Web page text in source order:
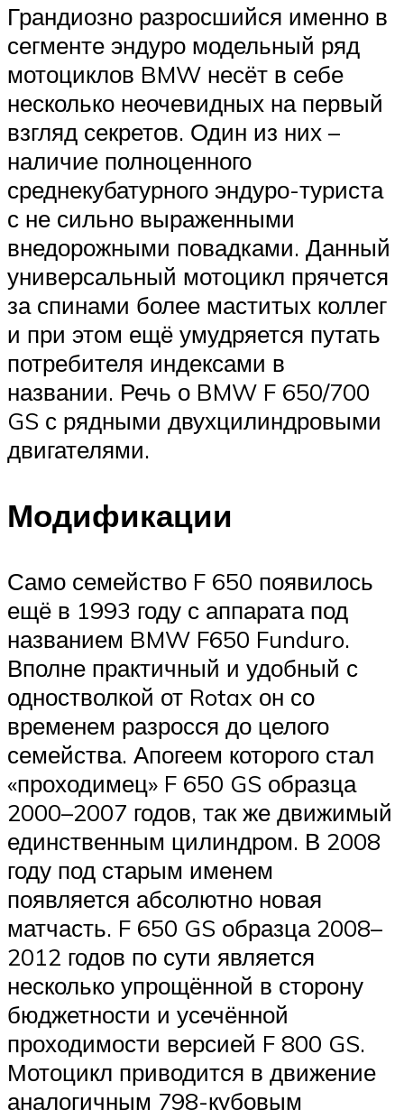
Грандиозно разросшийся именно в
сегменте эндуро модельный ряд
мотоциклов BMW несёт в себе
несколько неочевидных на первый
взгляд секретов. Один из них –
наличие полноценного
среднекубатурного эндуро-туриста
с не сильно выраженными
внедорожными повадками. Данный
универсальный мотоцикл прячется
за спинами более маститых коллег
и при этом ещё умудряется путать
потребителя индексами в
названии. Речь о BMW F 650/700
GS с рядными двухцилиндровыми
двигателями.
Модификации
Само семейство F 650 появилось
ещё в 1993 году с аппарата под
названием BMW F650 Funduro.
Вполне практичный и удобный с
одностволкой от Rotax он со
временем разросся до целого
семейства. Апогеем которого стал
«проходимец» F 650 GS образца
2000–2007 годов, так же движимый
единственным цилиндром. В 2008
году под старым именем
появляется абсолютно новая
матчасть. F 650 GS образца 2008–
2012 годов по сути является
несколько упрощённой в сторону
бюджетности и усечённой
проходимости версией F 800 GS.
Мотоцикл приводится в движение
аналогичным 798-кубовым